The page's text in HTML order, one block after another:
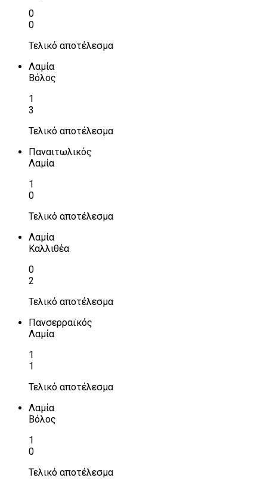
0
0
Τελικό αποτέλεσμα
Λαμία
Βόλος
1
3
Τελικό αποτέλεσμα
Παναιτωλικός
Λαμία
1
0
Τελικό αποτέλεσμα
Λαμία
Καλλιθέα
0
2
Τελικό αποτέλεσμα
Πανσερραϊκός
Λαμία
1
1
Τελικό αποτέλεσμα
Λαμία
Βόλος
1
0
Τελικό αποτέλεσμα